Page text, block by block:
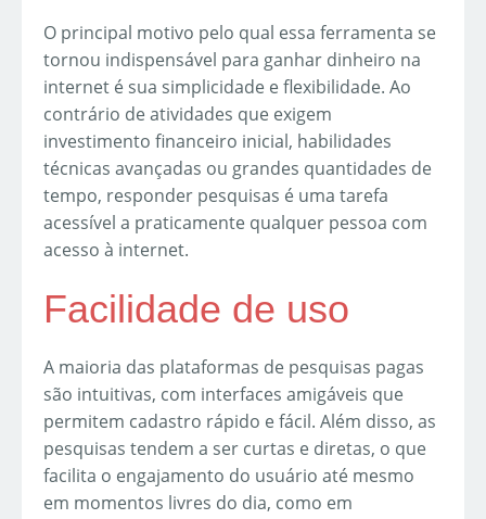
O principal motivo pelo qual essa ferramenta se
tornou indispensável para ganhar dinheiro na
internet é sua simplicidade e flexibilidade. Ao
contrário de atividades que exigem
investimento financeiro inicial, habilidades
técnicas avançadas ou grandes quantidades de
tempo, responder pesquisas é uma tarefa
acessível a praticamente qualquer pessoa com
acesso à internet.
Facilidade de uso
A maioria das plataformas de pesquisas pagas
são intuitivas, com interfaces amigáveis que
permitem cadastro rápido e fácil. Além disso, as
pesquisas tendem a ser curtas e diretas, o que
facilita o engajamento do usuário até mesmo
em momentos livres do dia, como em